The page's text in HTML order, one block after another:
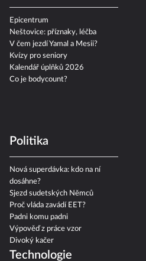
Epicentrum
Neštovice: příznaky, léčba
V čem jezdí Yamal a Mesii?
Kvízy pro seniory
Kalendář úplňků 2026
Co je bodycount?
Politika
Nová superdávka: kdo na ní
dosáhne?
Sjezd sudetských Němců
Proč vláda zavádí EET?
Padni komu padni
Výpověď z práce vzor
Divoký kačer
Technologie